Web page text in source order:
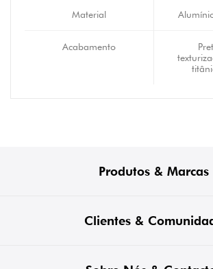
Material
Acabamento
Produtos & Marcas
Clientes &